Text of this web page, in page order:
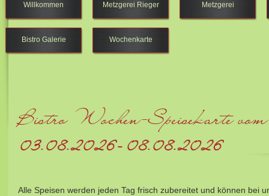
Willkommen Metzgerei Rieger Metzgerei
Bistro Galerie Wochenkarte
Bistro Wochen-Speisekarte vom
03.08.2026 - 08.08.2026
Alle Speisen werden jeden Tag frisch zubereitet und können bei